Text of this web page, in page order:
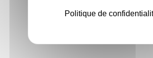
Politique de